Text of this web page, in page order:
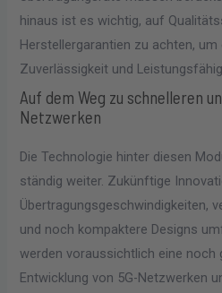
hinaus ist es wichtig, auf
Herstellergarantien zu achten,
Zuverlässigkeit und
Auf dem Weg zu schnelleren
Netzwerken
Die Technologie hinter diesen
ständig weiter. Zukünftige
Übertragungsgeschwindigkeiten,
und noch kompaktere Designs
werden voraussichtlich eine noch
Entwicklung von 5G-Netzwerken